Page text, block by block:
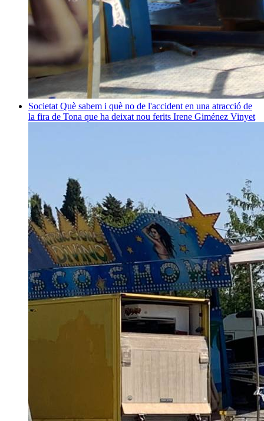
Societat Què sabem i què no de l'accident en una atracció de
la fira de Tona que ha deixat nou ferits Irene Giménez Vinyet